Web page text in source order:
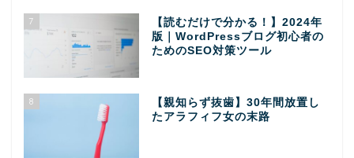
7
【読むだけで分かる！】2024年
版｜WordPressブログ初心者の
ためのSEO対策ツール
8
【親知らず抜歯】30年間放置し
たアラフィフ女の末路